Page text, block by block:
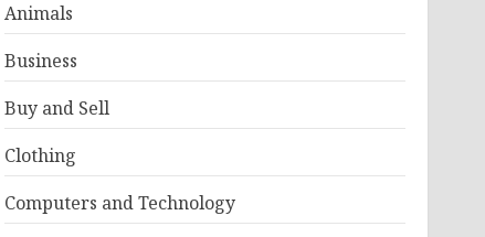
Animals
Business
Buy and Sell
Clothing
Computers and Technology